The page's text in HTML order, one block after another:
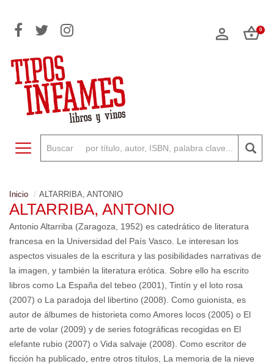
0
Toggle navigation
Inicio ALTARRIBA, ANTONIO
ALTARRIBA, ANTONIO
Antonio Altarriba (Zaragoza, 1952) es catedrático de literatura
francesa en la Universidad del País Vasco. Le interesan los
aspectos visuales de la escritura y las posibilidades narrativas de
la imagen, y también la literatura erótica. Sobre ello ha escrito
libros como La España del tebeo (2001), Tintín y el loto rosa
(2007) o La paradoja del libertino (2008). Como guionista, es
autor de álbumes de historieta como Amores locos (2005) o El
arte de volar (2009) y de series fotográficas recogidas en El
elefante rubio (2007) o Vida salvaje (2008). Como escritor de
ficción ha publicado, entre otros títulos, La memoria de la nieve